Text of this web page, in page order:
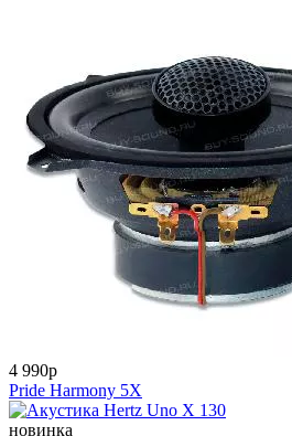
4 990p
Pride Harmony 5X
новинка